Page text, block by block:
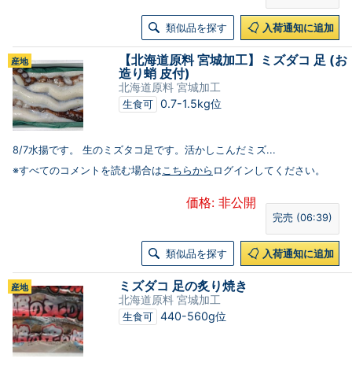
類似品を探す 入荷通知に追加
産地
【北海道原料 宮城加工】ミズダコ 足 (お
造り蛸 皮付)
北海道原料 宮城加工
生食可 0.7-1.5kg位
8/7水揚です。 生のミズタコ足です。活かしこんだミズ...
※すべてのコメントを読む場合はこちらから ログインしてください。
価格: 非公開
完売 (06:39)
類似品を探す 入荷通知に追加
産地 ミズダコ 足の炙り焼き
北海道原料 宮城加工
生食可 440-560g位